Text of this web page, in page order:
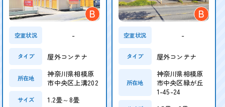
B
空室状況 -
タイプ 屋外コンテナ
所在地
神奈川県相模原
市中央区上溝202
サイズ 1.2畳～8畳
B
空室状況 -
タイプ 屋外コンテナ
所在地
神奈川県相模原
市中央区緑が丘
1-45-24